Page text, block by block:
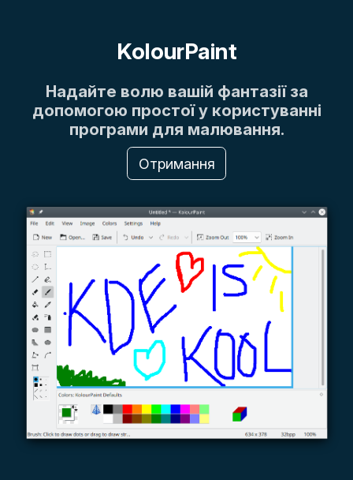
KolourPaint
Надайте волю вашій фантазії за
допомогою простої у користуванні
програми для малювання.
Отримання